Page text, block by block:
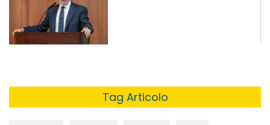
Tag Articolo